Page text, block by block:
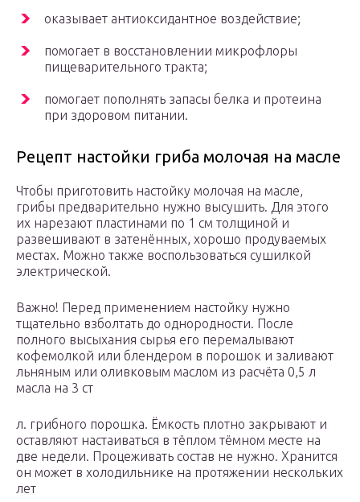
оказывает антиоксидантное воздействие;
помогает в восстановлении микрофлоры
пищеварительного тракта;
помогает пополнять запасы белка и протеина
при здоровом питании.
Рецепт настойки гриба молочая на масле
Чтобы приготовить настойку молочая на масле,
грибы предварительно нужно высушить. Для этого
их нарезают пластинами по 1 см толщиной и
развешивают в затенённых, хорошо продуваемых
местах. Можно также воспользоваться сушилкой
электрической.
Важно! Перед применением настойку нужно
тщательно взболтать до однородности. После
полного высыхания сырья его перемалывают
кофемолкой или блендером в порошок и заливают
льняным или оливковым маслом из расчёта 0,5 л
масла на 3 ст
л. грибного порошка. Ёмкость плотно закрывают и
оставляют настаиваться в тёплом тёмном месте на
две недели. Процеживать состав не нужно. Хранится
он может в холодильнике на протяжении нескольких
лет